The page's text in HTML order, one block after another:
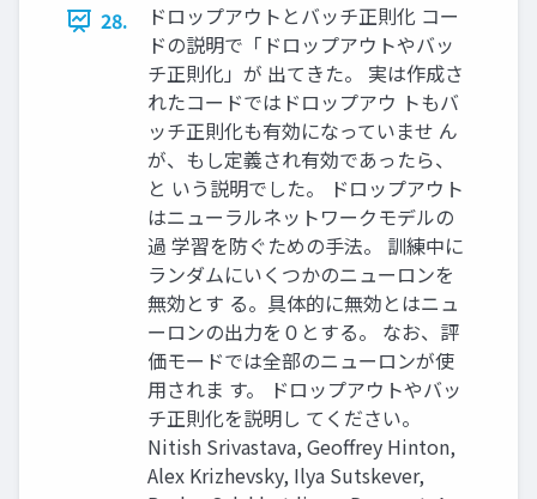
28.
ドロップアウトとバッチ正則化 コー
ドの説明で「ドロップアウトやバッ
チ正則化」が 出てきた。 実は作成さ
れたコードではドロップアウ トもバ
ッチ正則化も有効になっていませ ん
が、もし定義され有効であったら、
と いう説明でした。 ドロップアウト
はニューラルネットワークモデルの
過 学習を防ぐための手法。 訓練中に
ランダムにいくつかのニューロンを
無効とす る。具体的に無効とはニュ
ーロンの出力を０とする。 なお、評
価モードでは全部のニューロンが使
用されま す。 ドロップアウトやバッ
チ正則化を説明し てください。
Nitish Srivastava, Geoffrey Hinton,
Alex Krizhevsky, Ilya Sutskever,